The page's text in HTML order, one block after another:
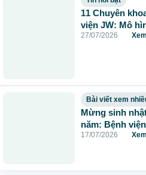
11 Chuyên
viện JW: Mô
khoa chuẩn
27/07/2026
Bài viết xem
Mừng sinh
năm: Bệnh
tặng 260 suất
17/07/2026